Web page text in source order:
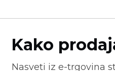
Kako
Nasveti iz e-trgovina